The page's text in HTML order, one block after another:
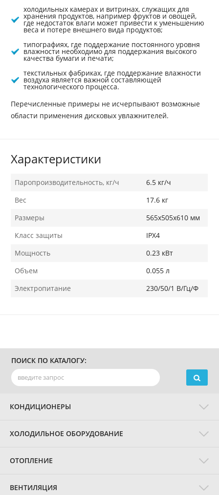
холодильных камерах и витринах, служащих для
хранения продуктов, например фруктов и овощей,
где недостаток влаги может привести к уменьшению
веса и потере внешнего вида продуктов;
типографиях, где поддержание постоянного уровня
влажности необходимо для поддержания высокого
качества бумаги и печати;
текстильных фабриках, где поддержание влажности
воздуха является важной составляющей
технологического процесса.
Перечисленные примеры не исчерпывают возможные
области применения дисковых увлажнителей.
Характеристики
Паропроизводительность, кг/ч
6.5 кг/ч
Вес
17.6 кг
Размеры
565x505x610 мм
Класс защиты
IPX4
Мощность
0.23 кВт
Объем
0.055 л
Электропитание
230/50/1 В/Гц/Ф
ПОИСК ПО КАТАЛОГУ:
КОНДИЦИОНЕРЫ
ХОЛОДИЛЬНОЕ ОБОРУДОВАНИЕ
ОТОПЛЕНИЕ
ВЕНТИЛЯЦИЯ